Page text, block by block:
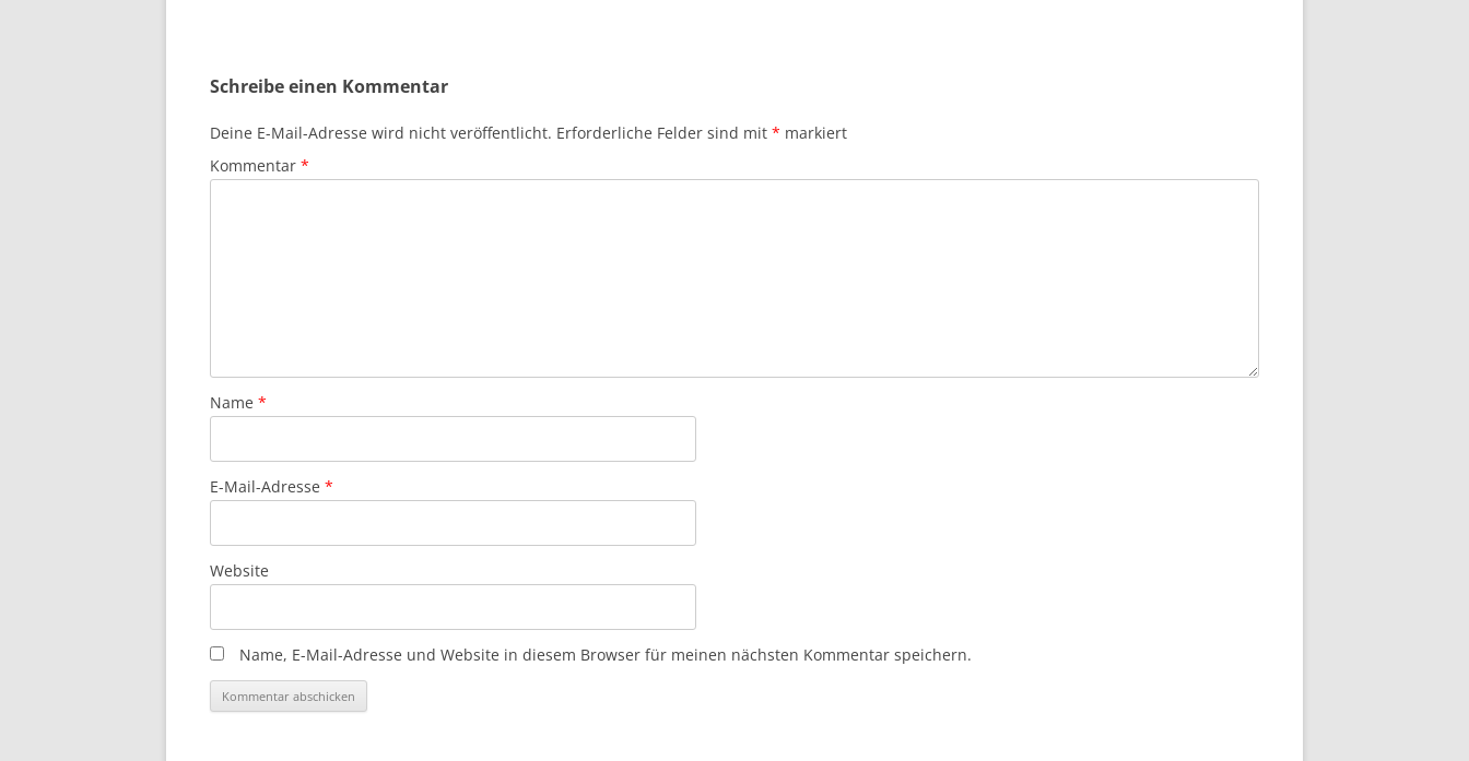
Schreibe einen Kommentar
Deine E-Mail-Adresse wird nicht veröffentlicht. Erforderliche Felder sind mit * markiert
Kommentar *
Name *
E-Mail-Adresse *
Website
Name, E-Mail-Adresse und Website in diesem Browser für meinen nächsten Kommentar speichern.